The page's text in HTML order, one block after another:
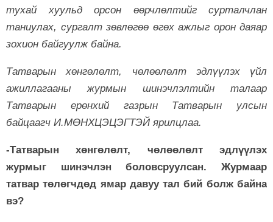
тухай хуульд орсон өөрчлөлтийг сурталчлан
таниулах, сургалт зөвлөгөө өгөх ажлыг орон даяар
зохион байгуулж байна.
Татварын хөнгөлөлт, чөлөөлөлт эдлүүлэх үйл
ажиллагааны журмын шинэчлэлтийн талаар
Татварын ерөнхий газрын Татварын улсын
байцаагч И.МӨНХЦЭЦЭГТЭЙ ярилцлаа.
-Татварын хөнгөлөлт, чөлөөлөлт эдлүүлэх
журмыг шинэчлэн боловсруулсан. Журмаар
татвар төлөгчдөд ямар давуу тал бий болж байна
вэ?